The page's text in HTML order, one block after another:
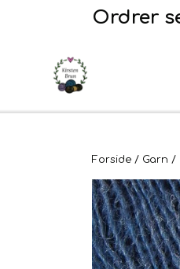
Ordrer
Stof til
Hudpleje
Til uld
Uldpleje
Forside Garn